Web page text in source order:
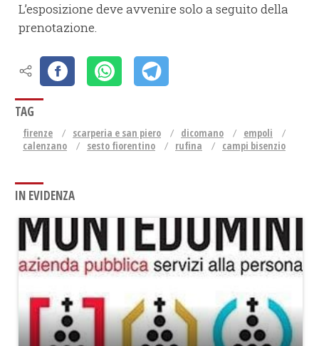
L’esposizione deve avvenire solo a seguito della
prenotazione.
TAG
firenze scarperia e san piero dicomano
empoli
calenzano
sesto fiorentino rufina campi bisenzio
IN EVIDENZA